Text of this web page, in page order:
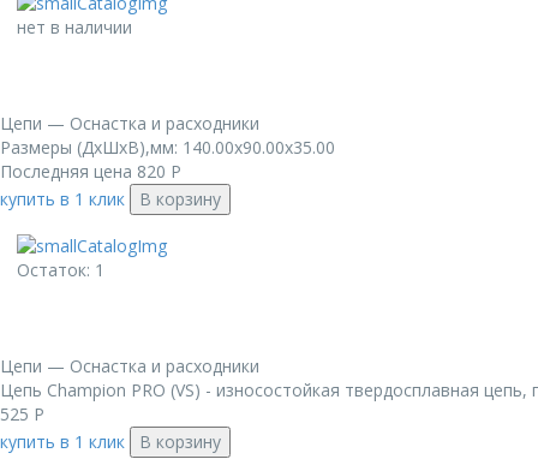
нет в наличии
Цепи — Оснастка и расходники
Размеры (ДxШxВ),мм: 140.00x90.00x35.00
Последняя цена 820 Р
купить в 1 клик
В корзину
Остаток: 1
Цепи — Оснастка и расходники
Цепь Champion PRO (VS) - износостойкая твердосплавная
525 Р
купить в 1 клик
В корзину